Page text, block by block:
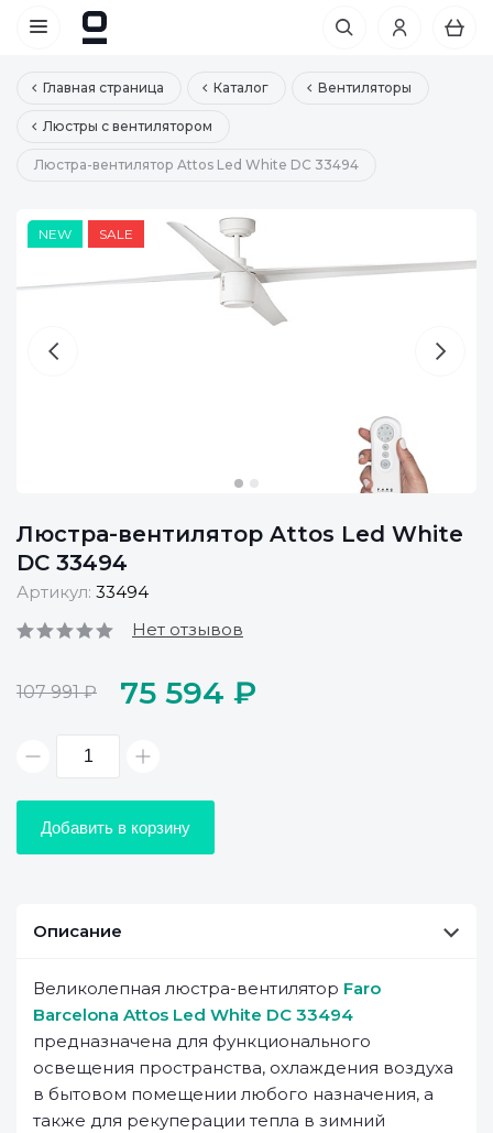
Главная страница Каталог Вентиляторы
Люстры с вентилятором
Люстра-вентилятор Attos Led White DC 33494
NEW SALE
NEW SALE
Люстра-вентилятор Attos Led White
DC 33494
Артикул: 33494
Нет отзывов
107 991 ₽ 75 594 ₽
Добавить в корзину
Описание
Великолепная люстра-вентилятор Faro
Barcelona Attos Led White DC 33494
предназначена для функционального
освещения пространства, охлаждения воздуха
в бытовом помещении любого назначения, а
также для рекуперации тепла в зимний